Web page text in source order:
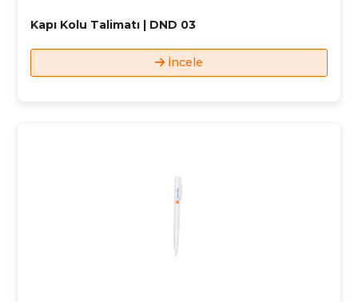
Kapı Kolu Talimatı | DND 03
İncele